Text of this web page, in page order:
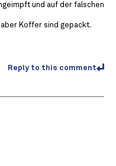
und auf der falschen
aber Koffer sind gepackt.
Reply to this comment